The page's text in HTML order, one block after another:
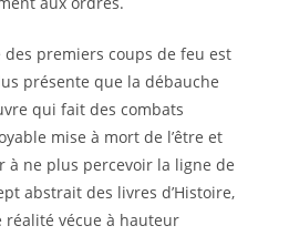
des premiers coups de feu est
présente que la débauche
qui fait des combats
mise à mort de l’être et
à ne plus percevoir la ligne de
abstrait des livres d’Histoire,
réalité vécue à hauteur